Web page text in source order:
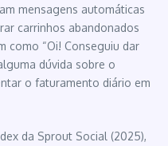
mensagens automáticas
carrinhos abandonados
como “Oi! Conseguiu dar
dúvida sobre o
o faturamento diário em
da Sprout Social (2025),